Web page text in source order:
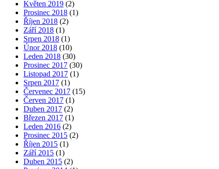
Květen 2019 (2)
Prosinec 2018 (1)
Říjen 2018 (2)
Září 2018 (1)
Srpen 2018 (1)
Únor 2018 (10)
Leden 2018 (30)
Prosinec 2017 (30)
Listopad 2017 (1)
Srpen 2017 (1)
Červenec 2017 (15)
Červen 2017 (1)
Duben 2017 (2)
Březen 2017 (1)
Leden 2016 (2)
Prosinec 2015 (2)
Říjen 2015 (1)
Září 2015 (1)
Duben 2015 (2)